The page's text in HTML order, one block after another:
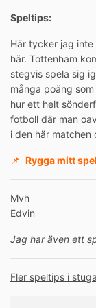
Speltips:
Här tycker jag
här. Tottenham
stegvis spela sig
många poäng
hur ett helt
fotboll där man
i den här matchen
📌 Rygga mitt
Mvh
Edvin
Jag har även ett
Fler speltips i